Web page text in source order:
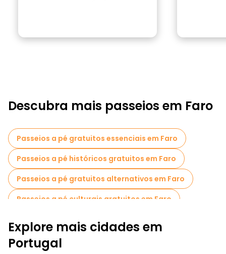
Descubra mais passeios em Faro
Passeios a pé gratuitos essenciais em Faro
Passeios a pé históricos gratuitos em Faro
Passeios a pé gratuitos alternativos em Faro
Passeios a pé culturais gratuitos em Faro
Passeios a pé gratuitos para famílias em Faro
Passeios de Pub Crawl em Faro
Explore mais cidades em
Portugal